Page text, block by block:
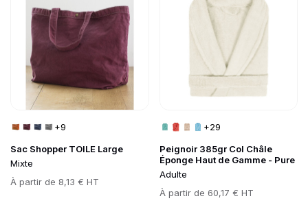
Sac Shopper TOILE Large
Mixte
Prix
À partir de 8,13 € HT
+9
Peignoir 385gr Col Châle
Éponge Haut de Gamme - Pure
Adulte
Prix
À partir de 60,17 € HT
+29